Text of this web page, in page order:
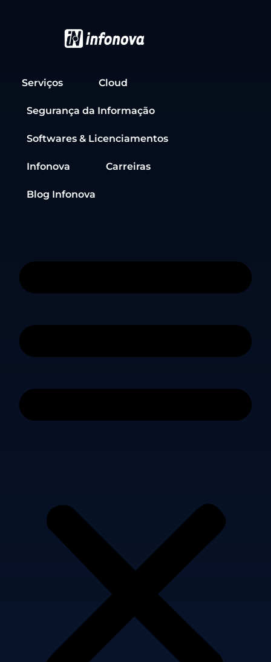
Serviços Cloud
Segurança da Informação
Softwares & Licenciamentos
Infonova Carreiras
Blog Infonova